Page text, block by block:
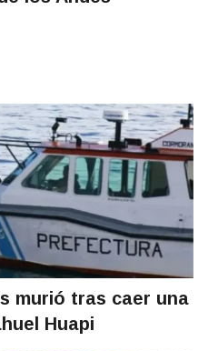
murió tras caer una
Huapi